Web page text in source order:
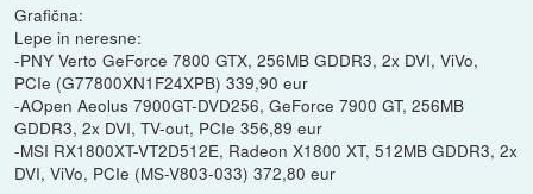
Grafična:
Lepe in neresne:
-PNY Verto GeForce 7800 GTX, 256MB GDDR3, 2x DVI, ViVo,
PCIe (G77800XN1F24XPB) 339,90 eur
-AOpen Aeolus 7900GT-DVD256, GeForce 7900 GT, 256MB
GDDR3, 2x DVI, TV-out, PCIe 356,89 eur
-MSI RX1800XT-VT2D512E, Radeon X1800 XT, 512MB GDDR3, 2x
DVI, ViVo, PCIe (MS-V803-033) 372,80 eur